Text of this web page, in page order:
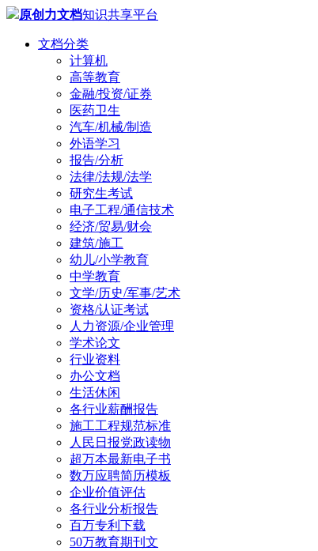
原创力文档知识共享平台
文档分类
计算机
高等教育
金融/投资/证券
医药卫生
汽车/机械/制造
外语学习
报告/分析
法律/法规/法学
研究生考试
电子工程/通信技术
经济/贸易/财会
建筑/施工
幼儿/小学教育
中学教育
文学/历史/军事/艺术
资格/认证考试
人力资源/企业管理
学术论文
行业资料
办公文档
生活休闲
各行业薪酬报告
施工工程规范标准
人民日报党政读物
超万本最新电子书
数万应聘简历模板
企业价值评估
各行业分析报告
百万专利下载
50万教育期刊文